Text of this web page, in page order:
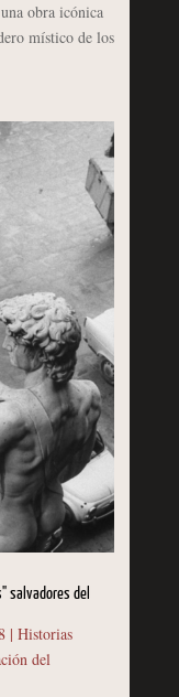
obra icónica
místico de los
salvadores del
| Historias
del